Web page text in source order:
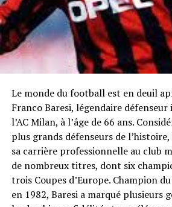
Le monde du football est en deuil
Franco Baresi, légendaire
l’AC Milan, à l’âge de 66 ans.
plus grands défenseurs de
sa carrière professionnelle au club
de nombreux titres, dont six
trois Coupes d’Europe. Champion
en 1982, Baresi a marqué plusieurs